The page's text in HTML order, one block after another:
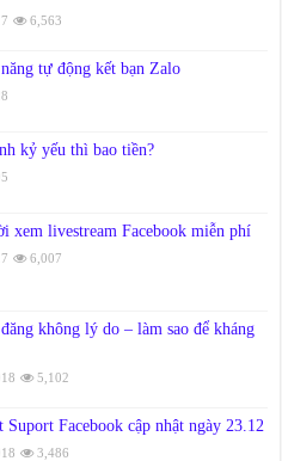
6,563
tự động kết bạn Zalo
kỷ yếu thì bao tiền?
xem livestream Facebook miễn phí
6,007
không lý do – làm sao để kháng
5,102
Suport Facebook cập nhật ngày 23.12
3,486